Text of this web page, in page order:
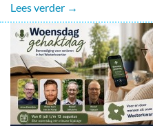
Lees verder →